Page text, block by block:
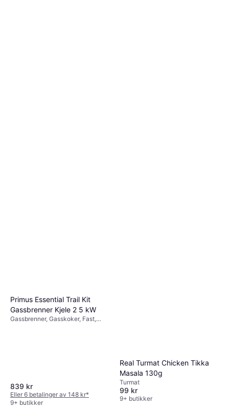
Primus Essential Trail Kit
Gassbrenner Kjele 2 5 kW
Gassbrenner, Gasskoker, Fast,
839 kr
Eller 6 betalinger av 148 kr*
9+ butikker
Real Turmat Chicken Tikka
Masala 130g
Turmat
99 kr
9+ butikker